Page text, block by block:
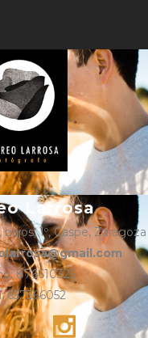
Larrosa
1º, Caspe, Zaragoza
876610325
657366052